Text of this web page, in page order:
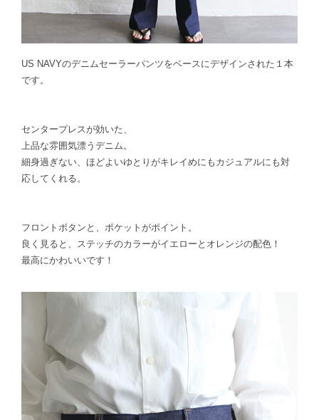
US NAVYのデニムセーラーパンツをベースにデザインされた１本
です。
センタープレスが効いた、
上品な雰囲気漂うデニム。
細身過ぎない、ほどよいゆとりがキレイめにもカジュアルにも対
応してくれる。
フロントボタンと、ポケットがポイント。
良く見ると、ステッチのカラーがイエローとオレンジの配色！
最高にかわいいです！